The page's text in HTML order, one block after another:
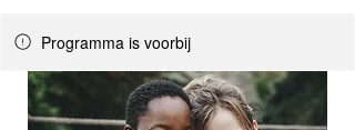
Programma is voorbij